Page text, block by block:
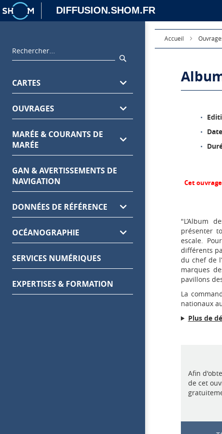
DIFFUSION.SHOM.FR
Rechercher
Menu
CARTES
OUVRAGES
MARÉE & COURANTS DE
MARÉE
GAN & AVERTISSEMENTS DE
NAVIGATION
DONNÉES DE RÉFÉRENCE
OCÉANOGRAPHIE
SERVICES NUMÉRIQUES
EXPERTISES & FORMATION
Accueil
Cet
"L’Album
présenter
escale.
différents
du chef de
marques
pavillons
La
nationaux
Plus de
Afin
de cet